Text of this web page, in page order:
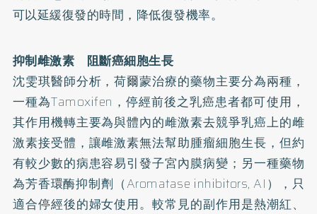
可以延緩復發的時間，降低復發機率。
抑制雌激素 阻斷癌細胞生長
沈雯琪醫師分析，荷爾蒙治療的藥物主要分為兩種，
一種為Tamoxifen，停經前後之乳癌患者都可使用，
其作用機轉主要為與體內的雌激素去競爭乳癌上的雌
激素接受體，讓雌激素無法幫助腫瘤細胞生長，但約
有較少數的病患容易引發子宮內膜病變；另一種藥物
為芳香環酶抑制劑（Aromatase inhibitors, AI），只
適合停經後的婦女使用。較常見的副作用是熱潮紅、